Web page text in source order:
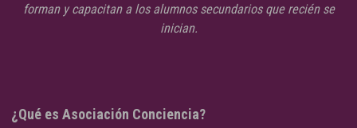
forman y capacitan a los alumnos secundarios que recién se
inician.
¿Qué es Asociación Conciencia?